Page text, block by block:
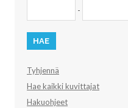
-
Tyhjennä
Hae kaikki kuvittajat
Hakuohjeet